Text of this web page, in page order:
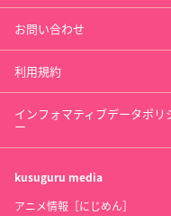
お問い合わせ
利用規約
インフォマティブデータポリ
ー
kusuguru media
アニメ情報［にじめん］